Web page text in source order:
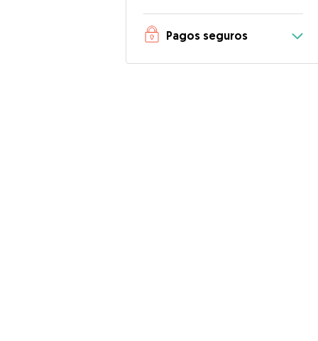
Pagos seguros